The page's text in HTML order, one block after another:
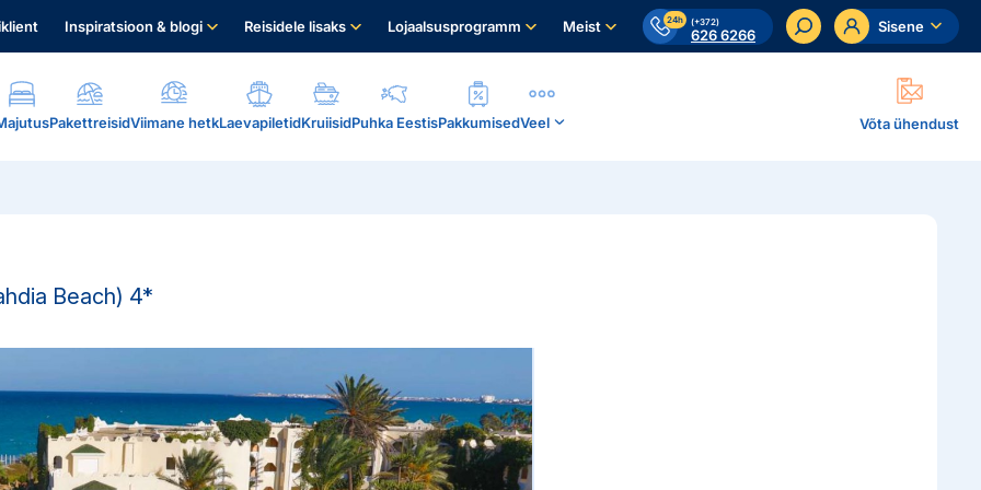
Inspiratsioon & blogi Reisidele lisaks Lojaalsusprogramm Meist 24h (+372)
626 6266 Sisene
PakettreisidViimane hetkLaevapiletidKruiisidPuhka EestisPakkumisedVeel Võta ühendust
Beach) 4*